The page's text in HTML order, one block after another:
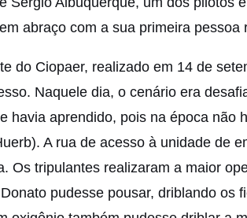
abraço com a sua primeira
do Ciopaer, realizado em 14 de
Naquele dia, o cenário era
havia aprendido, pois na época
A rua de acesso à unidade de
Os tripulantes realizaram a maior
pudesse pousar, driblando os